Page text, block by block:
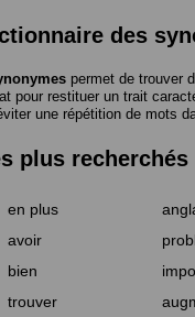
des
permet de trouver
pour restituer un trait
une répétition de mots
plus recherchés
en plus
avoir
bien
trouver